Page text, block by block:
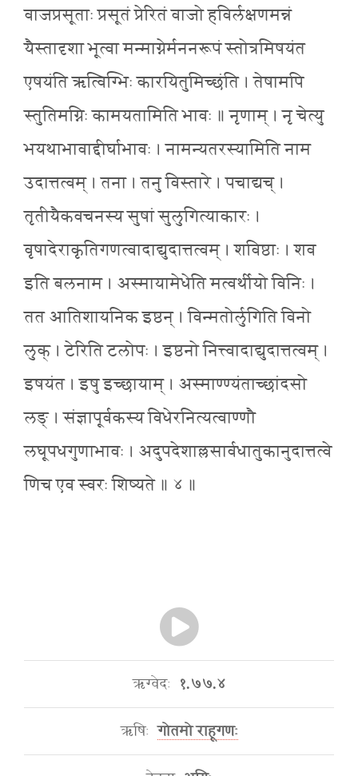
वाजप्रसूताः प्रसूतं प्रेरितं वाजो हविर्लक्षणमन्नं
यैस्तादृशा भूत्वा मन्माग्नेर्मननरूपं स्तोत्रमिषयंत
एषयंति ऋत्विग्भिः कारयितुमिच्छंति । तेषामपि
स्तुतिमग्निः कामयतामिति भावः ॥ नृणाम् । नृ चेत्यु
भयथाभावाद्दीर्घाभावः । नामन्यतरस्यामिति नाम
उदात्तत्वम् । तना । तनु विस्तारे । पचाद्यच् ।
तृतीयैकवचनस्य सुषां सुलुगित्याकारः ।
वृषादेराकृतिगणत्वादाद्युदात्तत्वम् । शविष्ठाः । शव
इति बलनाम । अस्मायामेधेति मत्वर्थीयो विनिः ।
तत आतिशायनिक इष्ठन् । विन्मतोर्लुगिति विनो
लुक् । टेरिति टलोपः । इष्ठनो नित्त्वादाद्युदात्तत्वम् ।
इषयंत । इषु इच्छायाम् । अस्माण्ण्यंताच्छांदसो
लङ् । संज्ञापूर्वकस्य विधेरनित्यत्वाण्णौ
लघूपधगुणाभावः । अदुपदेशाल्लसार्वधातुकानुदात्तत्वे
णिच एव स्वरः शिष्यते ॥ ४ ॥
ऋग्वेदः १.७७.४
ऋषिः गोतमो राहूगणः